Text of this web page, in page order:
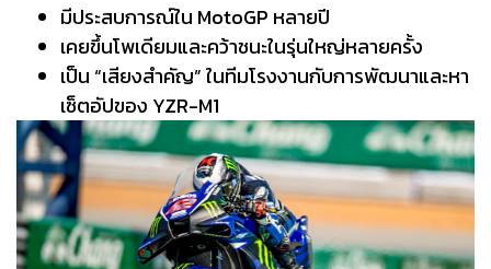
มีประสบการณ์ใน MotoGP หลายปี
เคยขึ้นโพเดียมและคว้าชนะในรุ่นใหญ่หลายครั้ง
เป็น “เสียงสำคัญ” ในทีมโรงงานกับการพัฒนาและหา
เซ็ตอัปของ YZR-M1